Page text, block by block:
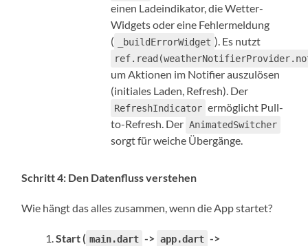
einen Ladeindikator, die Wetter-
Widgets oder eine Fehlermeldung
(
_buildErrorWidget ). Es nutzt
um Aktionen im Notifier auszulösen
(initiales Laden, Refresh). Der
RefreshIndicator ermöglicht Pull-
to-Refresh. Der AnimatedSwitcher
sorgt für weiche Übergänge.
Schritt 4: Den Datenfluss verstehen
Wie hängt das alles zusammen, wenn die App startet?
Start ( main.dart -> app.dart ->